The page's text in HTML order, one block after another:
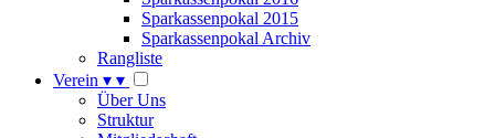
Sparkassenpokal 2015
Sparkassenpokal Archiv
Rangliste
Verein ▾ ▾
Über Uns
Struktur